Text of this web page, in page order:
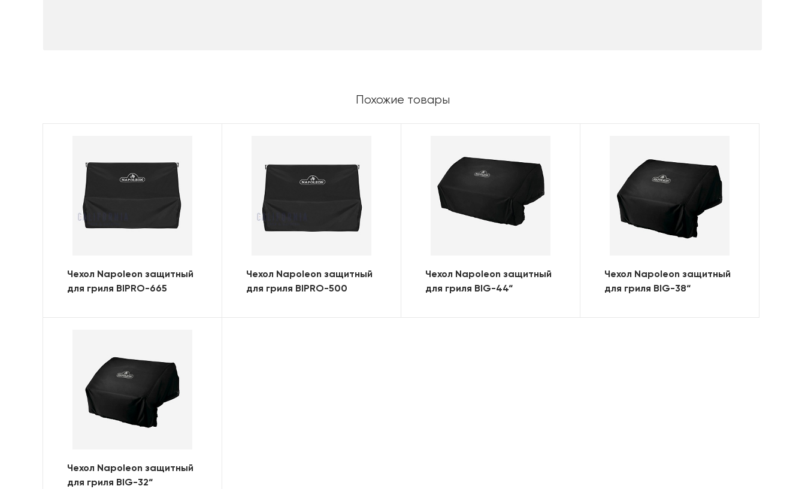
Похожие товары
Чехол Napoleon защитный
для гриля BIPRO-665
Чехол Napoleon защитный
для гриля BIPRO-500
Чехол Napoleon защитный
для гриля BIG-44“
Чехол Napoleon защитный
для гриля BIG-38“
Чехол Napoleon защитный
для гриля BIG-32“